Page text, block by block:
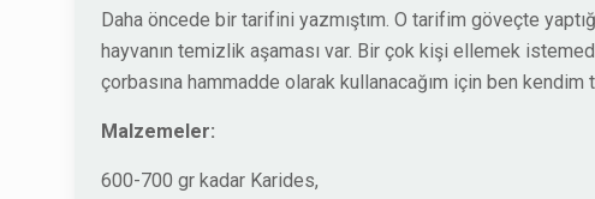
Daha öncede bir tarifini yazmıştım. O tarifim göveçte
hayvanın temizlik aşaması var. Bir çok kişi ellemek
çorbasına hammadde olarak kullanacağım için ben
Malzemeler:
600-700 gr kadar Karides,